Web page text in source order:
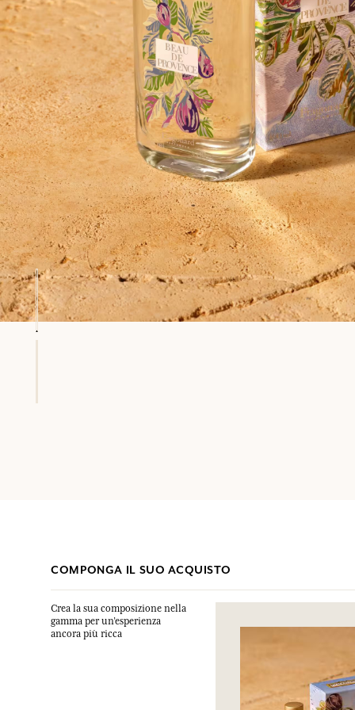
fino a 15 giorni Ogni acquisto
COMPONGA IL SUO ACQUISTO
Crea la sua composizione nella
gamma per un’esperienza
ancora più ricca